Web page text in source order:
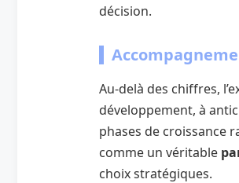
décision.
Au-delà des chiffres,
développement, à
phases de croissance
comme un véritable
choix stratégiques.